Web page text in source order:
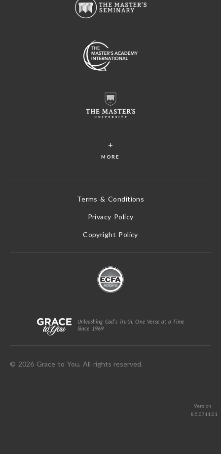
MORE
Terms & Conditions
Privacy Policy
Copyright Policy
Unleashing God’s Truth, One Verse at a Time
Since 1969
© 2026 Grace to You. All rights reserved.
Version
8.5.0711.01